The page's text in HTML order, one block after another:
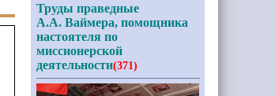
Труды праведные
А.А. Ваймера, помощника
настоятеля по
миссионерской
деятельности(371)